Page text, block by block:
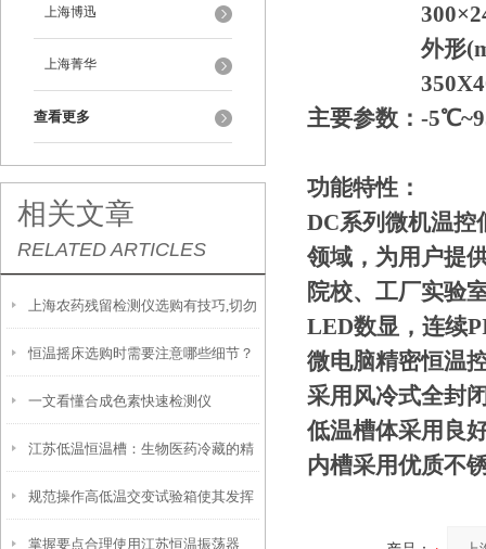
上海博迅
上海菁华
查看更多
相关文章
RELATED ARTICLES
上海农药残留检测仪选购有技巧,切勿
盲目
恒温摇床选购时需要注意哪些细节？
一文看懂合成色素快速检测仪
江苏低温恒温槽：生物医药冷藏的精
准控温设备
规范操作高低温交变试验箱使其发挥
掌握要点合理使用江苏恒温振荡器
外形
主要参数：-
功能特性：
DC系列微机温控
领域，为用户提
院校、工厂实验
LED数显，连续
微电脑精密恒温
采用风冷式全封
低温槽体采用良
内槽采用优质不